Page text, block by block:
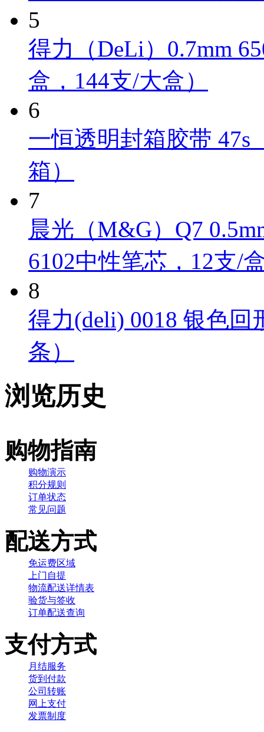
5
得力（DeLi）0.7mm
盒，144支/大盒）
6
一恒透明封箱胶带 47s
箱）
7
晨光（M&G）Q7
6102中性笔芯，12支/
8
得力(deli) 0018 银色回
条）
浏览历史
购物指南
购物演示
积分规则
订单状态
常见问题
配送方式
免运费区域
上门自提
物流配送详情表
验货与签收
订单配送查询
支付方式
月结服务
货到付款
公司转账
网上支付
发票制度